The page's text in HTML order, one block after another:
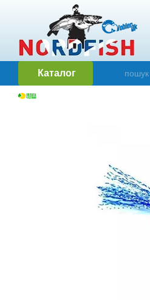
Перейти до основного контенту
Каталог